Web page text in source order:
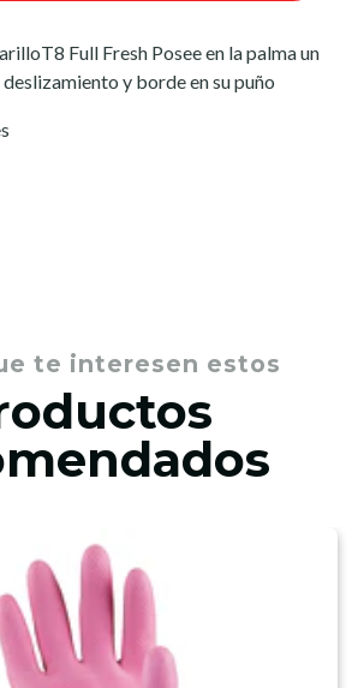
Full Fresh Posee en la palma un
y borde en su puño
te interesen estos